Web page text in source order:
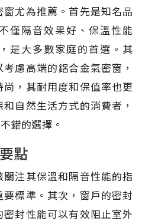
尤為推薦。首先是知名品
僅隔音效果好、保溫性能
是大多數家庭的首選。其
慮高端的鋁合金氣密窗，
，其耐用度和保值率也更
自然生活方式的消費者，
錯的選擇。
點
注其保溫和隔音性能的指
標準。其次，窗戶的密封
封性能可以有效阻止室外